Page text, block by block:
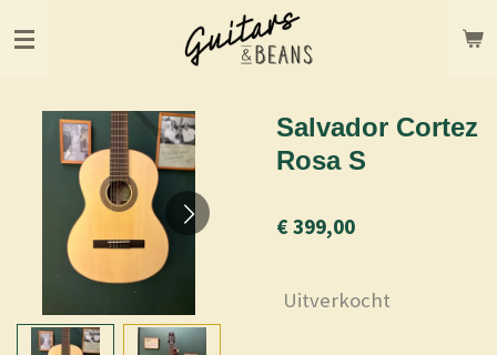
direct
hoofdinhoud
Salvador Cortez
Rosa S
€ 399,00
Uitverkocht